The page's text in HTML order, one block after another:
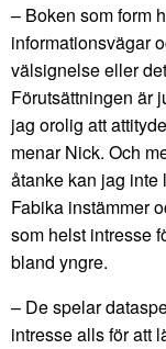
– Boken som form
informationsvägar
välsignelse eller
Förutsättningen är
jag orolig att
menar Nick. Och
åtanke kan jag inte
Fabika instämmer
som helst intresse
bland yngre.
– De spelar
intresse alls för att